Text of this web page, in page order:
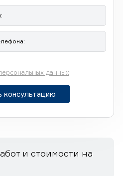
данных
консультацию
и стоимости на